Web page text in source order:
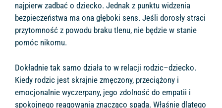
najpierw zadbać o dziecko. Jednak z punktu widzenia
bezpieczeństwa ma ona głęboki sens. Jeśli dorosły straci
przytomność z powodu braku tlenu, nie będzie w stanie
pomóc nikomu.
Dokładnie tak samo działa to w relacji rodzic–dziecko.
Kiedy rodzic jest skrajnie zmęczony, przeciążony i
emocjonalnie wyczerpany, jego zdolność do empatii i
spokojnego reagowania znacząco spada. Właśnie dlatego